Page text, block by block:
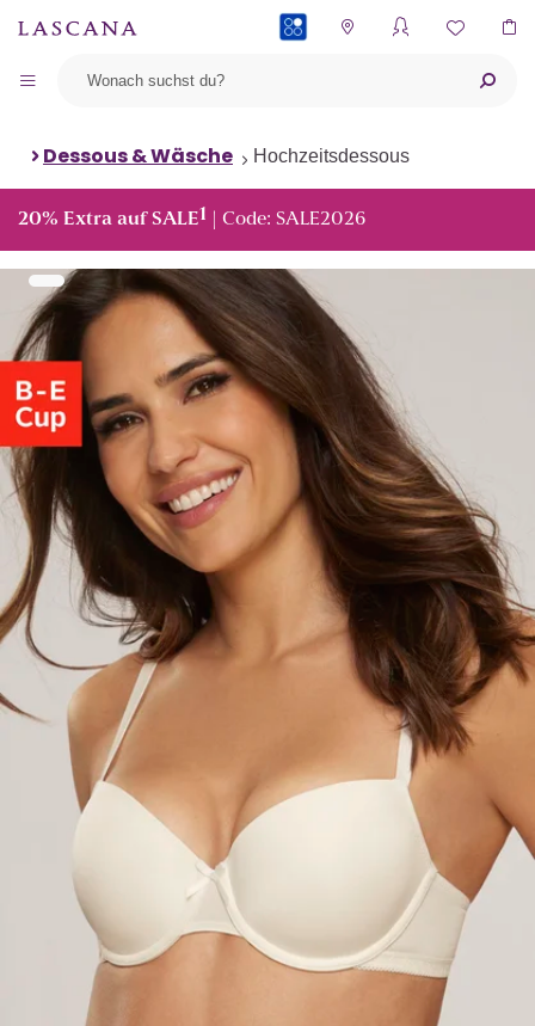
Dessous & Wäsche Hochzeitsdessous
20% Extra auf SALE1 | Code: SALE2026